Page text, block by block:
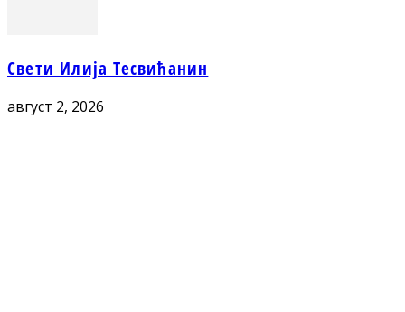
Свети Илија Тесвићанин
август 2, 2026